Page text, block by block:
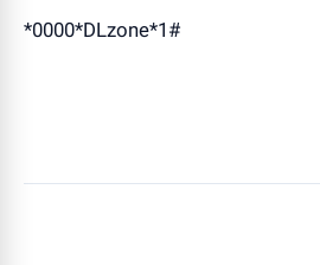
*0000*DLzone*1#